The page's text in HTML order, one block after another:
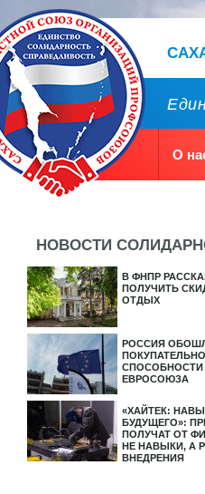
О
НОВОСТИ
В ФНПР
ПОЛУЧИТЬ
ОТДЫХ
РОССИЯ
СПОСОБНОСТИ
ЕВРОСОЮЗА
«ХАЙТЕК:
БУДУЩЕГО»:
ПОЛУЧАТ ОТ
НЕ НАВЫКИ, А
ВНЕДРЕНИЯ